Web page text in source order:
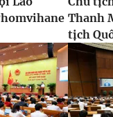
Thanh
tịch